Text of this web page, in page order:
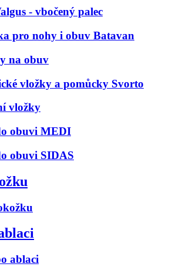
- vbočený palec
pro nohy i obuv Batavan
na obuv
vložky a pomůcky Svorto
vložky
obuvi MEDI
obuvi SIDAS
ablaci